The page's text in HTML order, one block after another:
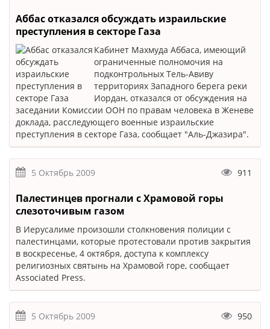
Аббас отказался обсуждать израильские
преступления в секторе Газа
Кабинет Махмуда Аббаса, имеющий
ограниченные полномочия на
подконтрольных Тель-Авиву
территориях Западного берега реки
Иордан, отказался от обсуждения на
заседании Комиссии ООН по правам человека в Женеве
доклада, расследующего военные израильские
преступления в секторе Газа, сообщает "Аль-Джазира".
5 Октябрь 2009 911
Палестинцев прогнали с Храмовой горы
слезоточивым газом
В Иерусалиме произошли столкновения полиции с
палестинцами, которые протестовали против закрытия
в воскресенье, 4 октября, доступа к комплексу
религиозных святынь на Храмовой горе, сообщает
Associated Press.
5 Октябрь 2009 950